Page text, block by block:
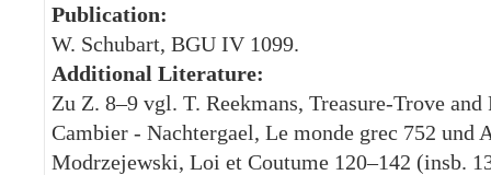
Publication:
W. Schubart, BGU IV 1099.
Additional Literature:
Zu Z. 8–9 vgl. T. Reekmans, Treasure-Trove
Cambier - Nachtergael, Le monde grec 752
Modrzejewski, Loi et Coutume 120–142 (insb.